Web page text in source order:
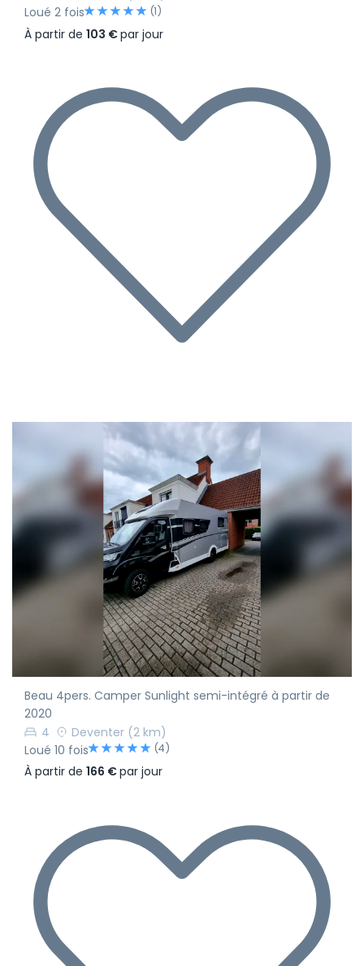
Loué 2 fois
(1)
À partir de 103 €par jour
Beau 4pers. Camper Sunlight semi-intégré à partir de
2020
4
Deventer (2 km)
Loué 10 fois
(4)
À partir de 166 €par jour